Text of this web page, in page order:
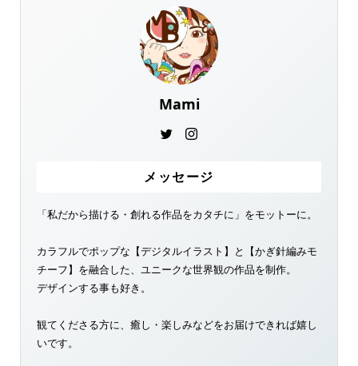
Mami
メッセージ
「私だから描ける・創れる作品をカタチに」をモットーに。
カラフルでポップな【デジタルイラスト】と【かぎ針編みモ
チーフ】を融合した、ユニークな世界観の作品を制作。
デザインする事も好き。
観てくださる方に、癒し・楽しみなどをお届けできれば嬉し
いです。